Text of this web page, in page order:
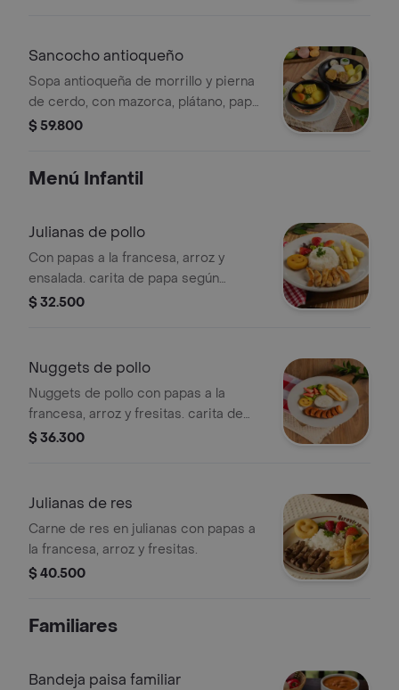
Sancocho antioqueño
Sopa antioqueña de morrillo y pierna
de cerdo, con mazorca, plátano, papa,
yuca, arroz, arepita y aguacate.
$ 59.800
Menú Infantil
Julianas de pollo
Con papas a la francesa, arroz y
ensalada. carita de papa según
disponibilidad.
$ 32.500
Nuggets de pollo
Nuggets de pollo con papas a la
francesa, arroz y fresitas. carita de
papa según disponibilidad.
$ 36.300
Julianas de res
Carne de res en julianas con papas a
la francesa, arroz y fresitas.
$ 40.500
Familiares
Bandeja paisa familiar